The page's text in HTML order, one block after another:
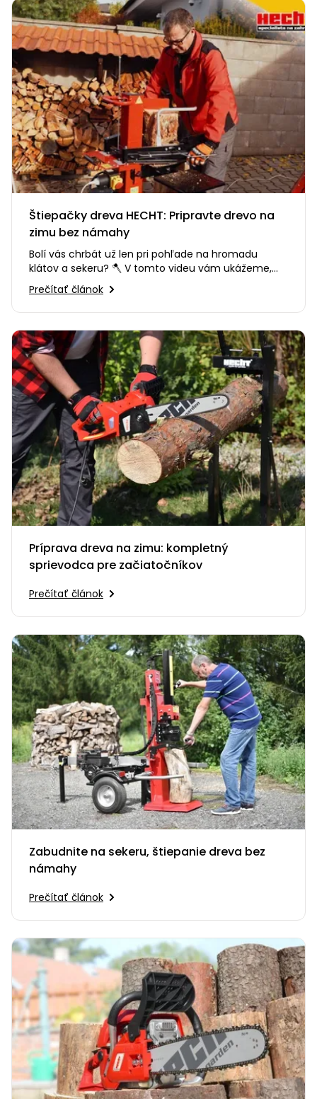
Štiepačky dreva HECHT: Pripravte drevo na
zimu bez námahy
Bolí vás chrbát už len pri pohľade na hromadu
klátov a sekeru? 🪓 V tomto videu vám ukážeme,
ako si prípravu palivového…
Prečítať článok
Príprava dreva na zimu: kompletný
sprievodca pre začiatočníkov
Prečítať článok
Zabudnite na sekeru, štiepanie dreva bez
námahy
Prečítať článok